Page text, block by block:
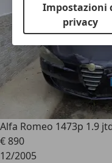
Impostazioni
privacy
Alfa Romeo 1473p 1.9
€ 890
12/2005